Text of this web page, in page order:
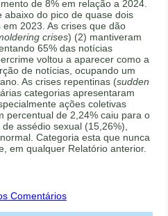
de 8% em relação a 2024.
abaixo do pico de quase dois
2023. As crises que dão
crises) (2) mantiveram
65% das notícias
voltou a aparecer como a
de notícias, ocupando um
As crises repentinas (sudden
categorias apresentaram
ações coletivas
percentual de 2,24% caiu para o
assédio sexual (15,26%),
Categoria esta que nunca
em qualquer Relatório anterior.
Comentários